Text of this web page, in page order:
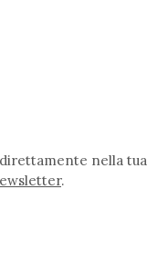
nella tua
.